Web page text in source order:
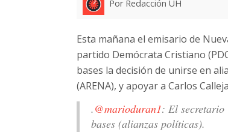
Por Redacción UH
Esta mañana el emisario de
partido Demócrata Cristiano
bases la decisión de unirse en
(ARENA), y apoyar a Carlos
.@marioduran1: El secretario
bases (alianzas políticas).